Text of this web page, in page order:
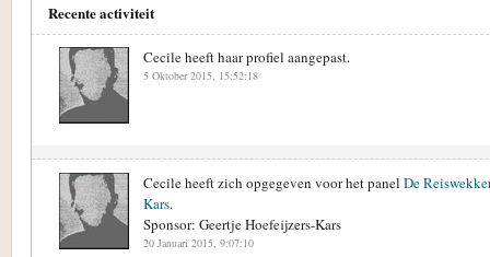
Recente activiteit
Cecile heeft haar profiel aangepast.
5 Oktober 2015, 15:52:18
Cecile heeft zich opgegeven voor het panel De
Kars.
Sponsor: Geertje Hoefeijzers-Kars
20 Januari 2015, 9:07:10